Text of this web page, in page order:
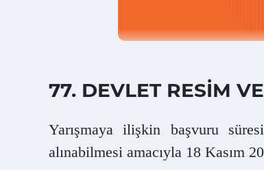
77. DEVLET RESİM
Yarışmaya ilişkin başvuru
alınabilmesi amacıyla 18 Kasım